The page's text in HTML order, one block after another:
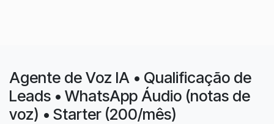
Agente de Voz IA • Qualificação de
Leads • WhatsApp Áudio (notas de
voz) • Starter (200/mês)